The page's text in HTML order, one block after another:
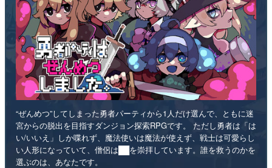
“ぜんめつ”してしまった勇者パーティから1人だけ選んで、ともに迷
宮からの脱出を目指すダンジョン探索RPGです。 ただし勇者は「は
い/いいえ」しか喋れず、魔法使いは魔法が使えず、戦士は可愛らし
い人形になっていて、僧侶は██を崇拝しています。誰を救うのかを
選ぶのは、あなたです。